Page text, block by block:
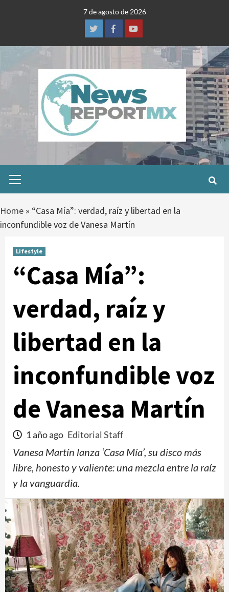
7 de agosto de 2026
TwitterFacebookYoutube
Menu
Home » “Casa Mía”: verdad, raíz y libertad en la
inconfundible voz de Vanesa Martín
Lifestyle
“Casa Mía”:
verdad, raíz y
libertad en la
inconfundible voz
de Vanesa Martín
1 año ago Editorial Staff
Vanesa Martín lanza ‘Casa Mía’, su disco más
libre, honesto y valiente: una mezcla entre la raíz
y la vanguardia.